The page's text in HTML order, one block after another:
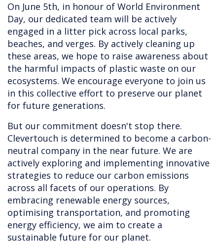
On June 5th, in honour of World Environment
Day, our dedicated team will be actively
engaged in a litter pick across local parks,
beaches, and verges. By actively cleaning up
these areas, we hope to raise awareness about
the harmful impacts of plastic waste on our
ecosystems. We encourage everyone to join us
in this collective effort to preserve our planet
for future generations.
But our commitment doesn't stop there.
Clevertouch is determined to become a carbon-
neutral company in the near future. We are
actively exploring and implementing innovative
strategies to reduce our carbon emissions
across all facets of our operations. By
embracing renewable energy sources,
optimising transportation, and promoting
energy efficiency, we aim to create a
sustainable future for our planet.